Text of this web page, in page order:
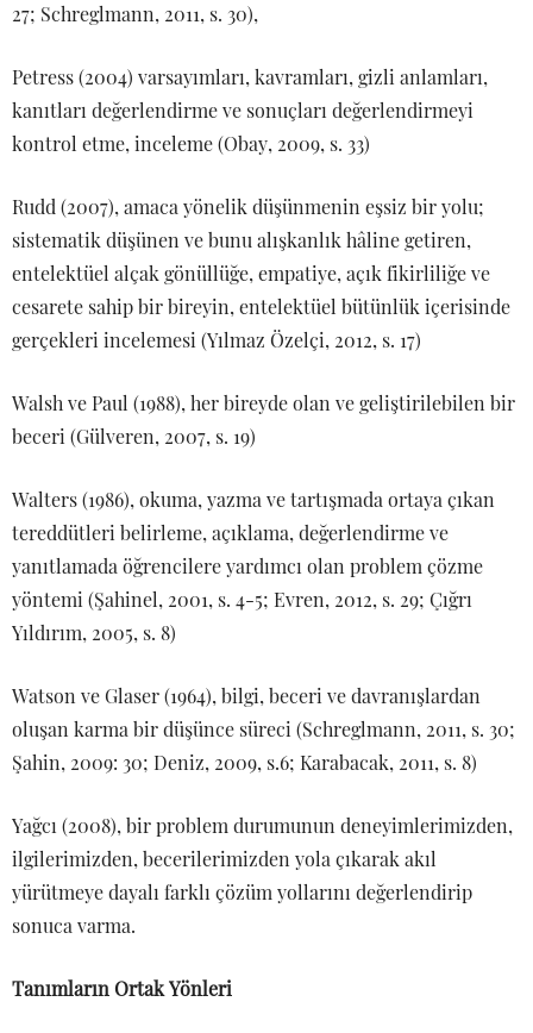
27; Schreglmann, 2011, s. 30),
Petress (2004) varsayımları, kavramları, gizli anlamları,
kanıtları değerlendirme ve sonuçları değerlendirmeyi
kontrol etme, inceleme (Obay, 2009, s. 33)
Rudd (2007), amaca yönelik düşünmenin eşsiz bir yolu;
sistematik düşünen ve bunu alışkanlık hâline getiren,
entelektüel alçak gönüllüğe, empatiye, açık fikirliliğe ve
cesarete sahip bir bireyin, entelektüel bütünlük içerisinde
gerçekleri incelemesi (Yılmaz Özelçi, 2012, s. 17)
Walsh ve Paul (1988), her bireyde olan ve geliştirilebilen bir
beceri (Gülveren, 2007, s. 19)
Walters (1986), okuma, yazma ve tartışmada ortaya çıkan
tereddütleri belirleme, açıklama, değerlendirme ve
yanıtlamada öğrencilere yardımcı olan problem çözme
yöntemi (Şahinel, 2001, s. 4-5; Evren, 2012, s. 29; Çığrı
Yıldırım, 2005, s. 8)
Watson ve Glaser (1964), bilgi, beceri ve davranışlardan
oluşan karma bir düşünce süreci (Schreglmann, 2011, s. 30;
Şahin, 2009: 30; Deniz, 2009, s.6; Karabacak, 2011, s. 8)
Yağcı (2008), bir problem durumunun deneyimlerimizden,
ilgilerimizden, becerilerimizden yola çıkarak akıl
yürütmeye dayalı farklı çözüm yollarını değerlendirip
sonuca varma.
Tanımların Ortak Yönleri